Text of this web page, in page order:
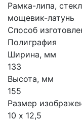
Рамка-липа,
мощевик-латунь
Способ
Полиграфия
Ширина, мм
133
Высота, мм
155
Размер
10 х 12,5